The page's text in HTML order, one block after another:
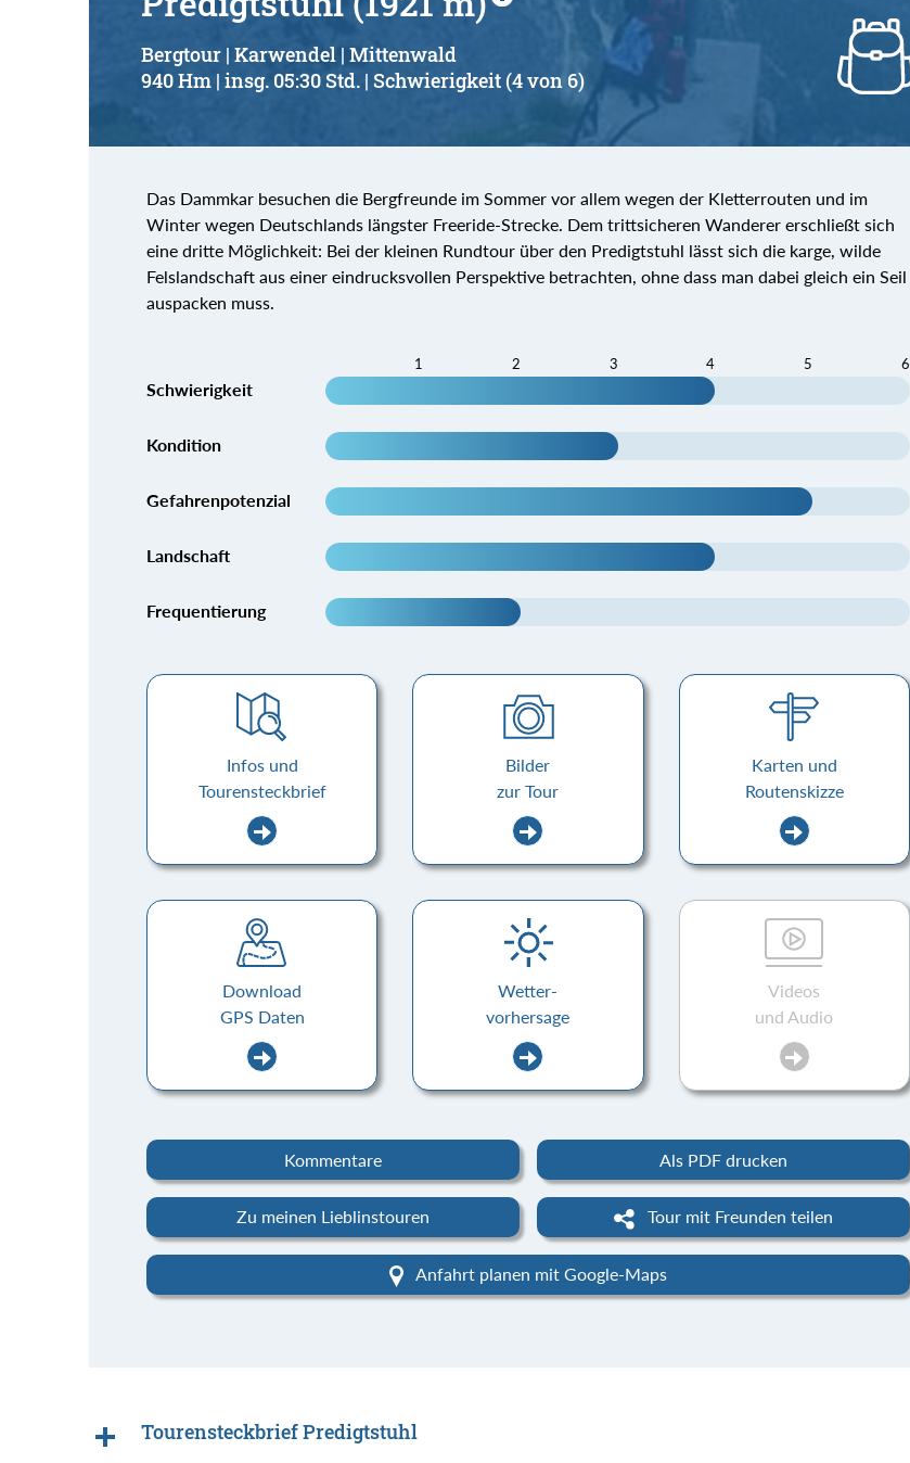
Bergtour | Karwendel | Mittenwald
940 Hm | insg. 05:30 Std. | Schwierigkeit (4 von 6)
Das Dammkar besuchen die Bergfreunde im Sommer vor allem wegen der Kletterrouten und im
Winter wegen Deutschlands längster Freeride-Strecke. Dem trittsicheren Wanderer erschließt sich
eine dritte Möglichkeit: Bei der kleinen Rundtour über den Predigtstuhl lässt sich die karge, wilde
Felslandschaft aus einer eindrucksvollen Perspektive betrachten, ohne dass man dabei gleich ein Seil
auspacken muss.
1 2 3 4 5 6
Schwierigkeit
Kondition
Gefahrenpotenzial
Landschaft
Frequentierung
Infos und
Tourensteckbrief
Bilder
zur Tour
Karten und
Routenskizze
Download
GPS Daten
Wetter-
vorhersage
Videos
und Audio
Kommentare Als PDF drucken
Zu meinen Lieblinstouren Tour mit Freunden teilen
Anfahrt planen mit Google-Maps
Tourensteckbrief Predigtstuhl